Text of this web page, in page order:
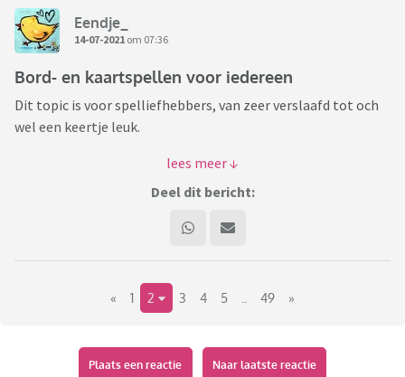
Eendje_
14-07-2021 om 07:36
Bord- en kaartspellen voor iedereen
Dit topic is voor spelliefhebbers, van zeer verslaafd tot och
wel een keertje leuk.
Van "wow, kennen jullie dat nieuwe spel al" tot "ik stond in
de winkel en ik wist niet wat ik moest kiezen want ik wist
Van aankondigingen tot beurzen of vragen daarover of wat
er maar op spelgebied is.
dat wil niet zeggen dat je de liefhebber van dat spel niks
vindt. Hier gaan we vrolijk verder, met spellen de hemel in
Deel dit bericht:
« 1 2 3 4 5 49 »
Plaats een reactie Naar laatste reactie